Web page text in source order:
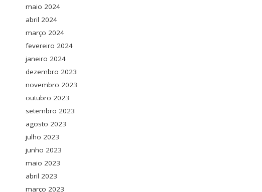
maio 2024
abril 2024
março 2024
fevereiro 2024
janeiro 2024
dezembro 2023
novembro 2023
outubro 2023
setembro 2023
agosto 2023
julho 2023
junho 2023
maio 2023
abril 2023
março 2023